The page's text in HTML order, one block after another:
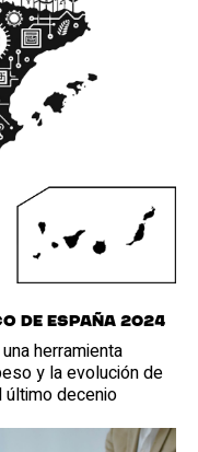
de España 2024
herramienta
y la evolución de
decenio